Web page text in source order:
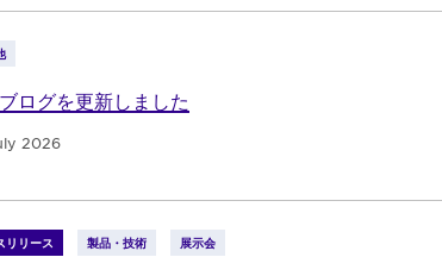
ログを更新しました
2026
リリース 製品・技術 展示会